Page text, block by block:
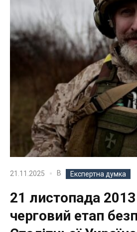
21.11.2025 В Експертна думка
21 листопада
черговий етап